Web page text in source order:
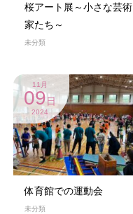
桜アート展～小さな芸術
家たち～
未分類
11月
09日
2024
体育館での運動会
未分類